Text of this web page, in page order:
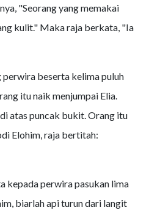
"Seorang yang memakai
kulit." Maka raja berkata, "Ia
perwira beserta kelima puluh
itu naik menjumpai Elia.
atas puncak bukit. Orang itu
Elohim, raja bertitah:
kepada perwira pasukan lima
biarlah api turun dari langit